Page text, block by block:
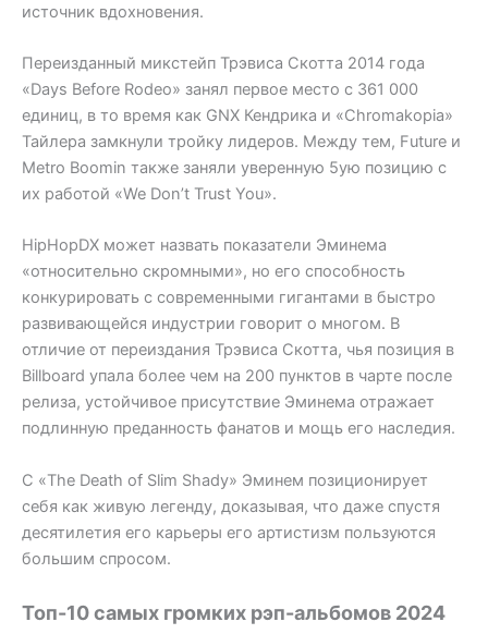
источник вдохновения.
Переизданный микстейп Трэвиса Скотта 2014 года
«Days Before Rodeo» занял первое место с 361 000
единиц, в то время как GNX Кендрика и «Chromakopia»
Тайлера замкнули тройку лидеров. Между тем, Future и
Metro Boomin также заняли уверенную 5ую позицию с
их работой «We Don’t Trust You».
HipHopDX может назвать показатели Эминема
«относительно скромными», но его способность
конкурировать с современными гигантами в быстро
развивающейся индустрии говорит о многом. В
отличие от переиздания Трэвиса Скотта, чья позиция в
Billboard упала более чем на 200 пунктов в чарте после
релиза, устойчивое присутствие Эминема отражает
подлинную преданность фанатов и мощь его наследия.
С «The Death of Slim Shady» Эминем позиционирует
себя как живую легенду, доказывая, что даже спустя
десятилетия его карьеры его артистизм пользуются
большим спросом.
Топ-10 самых громких рэп-альбомов 2024